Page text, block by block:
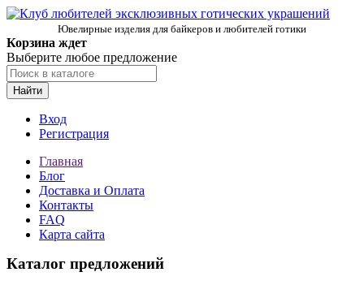
Ювелирные изделия для байкеров и любителей готики
Корзина ждет
Выберите любое предложение
Найти
Вход
Регистрация
Главная
Блог
Доставка и Оплата
Контакты
FAQ
Карта сайта
Каталог предложений